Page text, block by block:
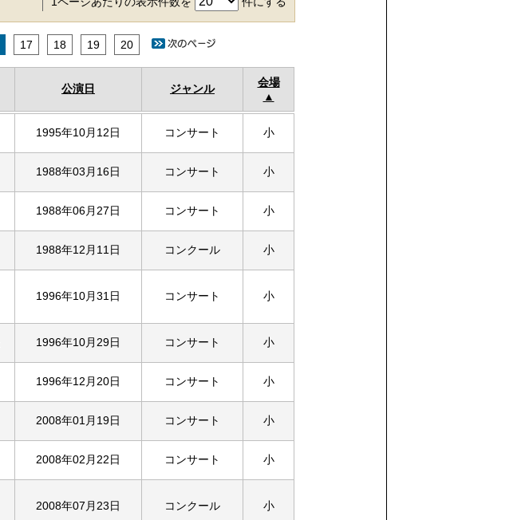
17 18 19 20
公演日 ジャンル 会場
1995年10月12日 コンサート 小
1988年03月16日 コンサート 小
1988年06月27日 コンサート 小
1988年12月11日 コンクール 小
1996年10月31日 コンサート 小
1996年10月29日 コンサート 小
1996年12月20日 コンサート 小
2008年01月19日 コンサート 小
2008年02月22日 コンサート 小
2008年07月23日 コンクール 小